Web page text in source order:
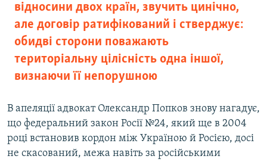
відносини двох країн, звучить цинічно,
але договір ратифікований і стверджує:
обидві сторони поважають
територіальну цілісність одна іншої,
визнаючи її непорушною
В апеляції адвокат Олександр Попков знову нагадує,
що федеральний закон Росії №24, який ще в 2004
році встановив кордон між Україною й Росією, досі
не скасований, межа навіть за російськими